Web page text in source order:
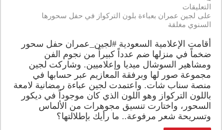
التعليقات
على لجين عمران بعباءة بلون التركواز في حفل سحورها
السنوي مغلقة
أقامت الإعلامية السعودية #لجين_عمران حفل سحور
ضخماً في منزلها ضم عدداً كبيراً من نجوم الفن
ومشاهير السوشال ميديا وإعلاميين. وشاركت لجين
مجموعة صور لها وبرفقة المعازيم عبر حسابها في
منصة سناب شات. واعتمدت لجين عباءة رمضانية لامعة
باللون التركواز وهو اللون الذي كان موجوداً في ديكور
السحور، واختارت تنسيق مجوهرات من الألماس
وتسريحة شعر مرفوعة.. ما رأيك بإطلالتها؟